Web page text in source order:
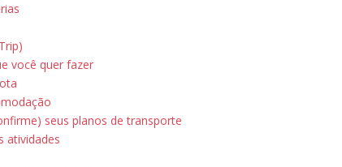
você quer fazer
seus planos de transporte
atividades